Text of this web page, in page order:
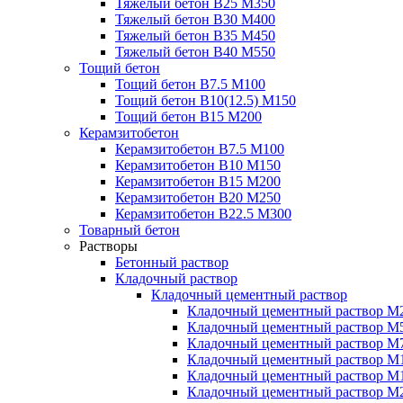
Тяжелый бетон В25 М350
Тяжелый бетон В30 М400
Тяжелый бетон В35 М450
Тяжелый бетон В40 М550
Тощий бетон
Тощий бетон В7.5 М100
Тощий бетон В10(12.5) М150
Тощий бетон В15 М200
Керамзитобетон
Керамзитобетон В7.5 М100
Керамзитобетон В10 М150
Керамзитобетон В15 М200
Керамзитобетон В20 М250
Керамзитобетон В22.5 М300
Товарный бетон
Растворы
Бетонный раствор
Кладочный раствор
Кладочный цементный раствор
Кладочный цементный раствор
Кладочный цементный раствор
Кладочный цементный раствор
Кладочный цементный раствор
Кладочный цементный раствор
Кладочный цементный раствор